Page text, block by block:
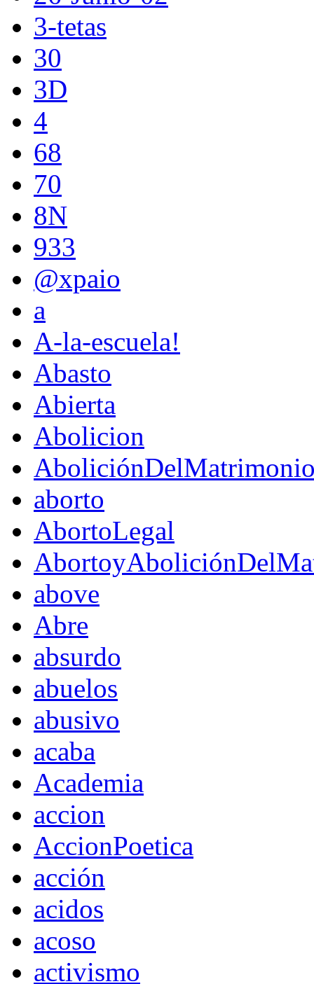
3-tetas
30
3D
4
68
70
8N
933
@xpaio
a
A-la-escuela!
Abasto
Abierta
Abolicion
aborto
AbortoLegal
above
Abre
absurdo
abuelos
abusivo
acaba
Academia
accion
AccionPoetica
acción
acidos
acoso
activismo